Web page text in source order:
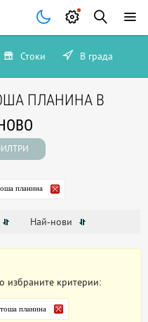
Стоки В града
ПЛАНИНА В
планина
Най-нови
избраните критерии:
планина